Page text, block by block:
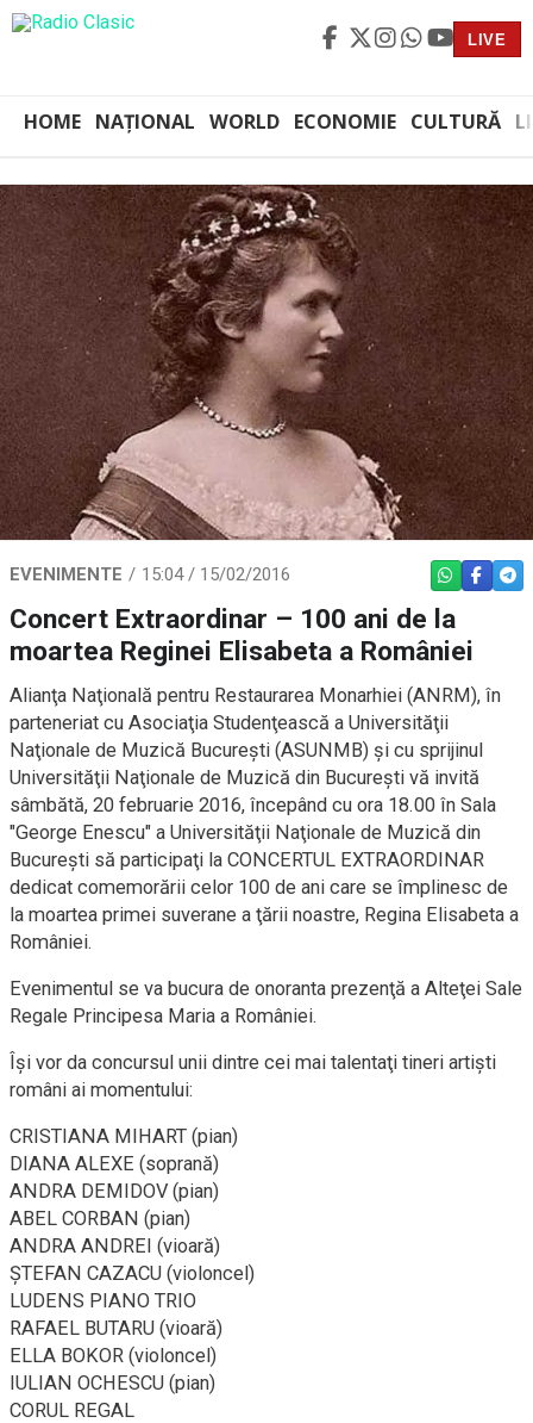
LIVE
HOME NAȚIONAL WORLD ECONOMIE CULTURĂ
EVENIMENTE 15:04 / 15/02/2016 WHATSAPP
Concert Extraordinar – 100 ani de la
moartea Reginei Elisabeta a României
Alianţa Naţională pentru Restaurarea Monarhiei (ANRM), în
parteneriat cu Asociaţia Studenţească a Universităţii
Naţionale de Muzică Bucureşti (ASUNMB) şi cu sprijinul
Universităţii Naţionale de Muzică din Bucureşti vă invită
sâmbătă, 20 februarie 2016, începând cu ora 18.00 în Sala
"George Enescu" a Universităţii Naţionale de Muzică din
Bucureşti să participaţi la CONCERTUL EXTRAORDINAR
dedicat comemorării celor 100 de ani care se împlinesc de
la moartea primei suverane a ţării noastre, Regina Elisabeta a
României.
Evenimentul se va bucura de onoranta prezenţă a Alteţei Sale
Regale Principesa Maria a României.
Îşi vor da concursul unii dintre cei mai talentaţi tineri artişti
români ai momentului:
CRISTIANA MIHART (pian)
DIANA ALEXE (soprană)
ANDRA DEMIDOV (pian)
ABEL CORBAN (pian)
ANDRA ANDREI (vioară)
ŞTEFAN CAZACU (violoncel)
LUDENS PIANO TRIO
RAFAEL BUTARU (vioară)
ELLA BOKOR (violoncel)
IULIAN OCHESCU (pian)
CORUL REGAL